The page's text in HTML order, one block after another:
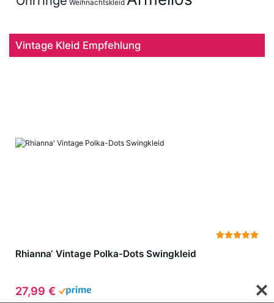
Weihnachtskleid
Vintage Kleid Empfehlung
Rhianna‘ Vintage Polka-Dots Swingkleid
27,99 €